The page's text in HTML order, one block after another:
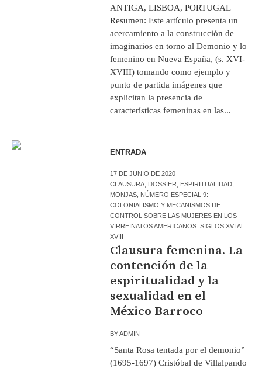
ANTIGA, LISBOA, PORTUGAL
Resumen: Este artículo presenta un
acercamiento a la construcción de
imaginarios en torno al Demonio y lo
femenino en Nueva España, (s. XVI-
XVIII) tomando como ejemplo y
punto de partida imágenes que
explicitan la presencia de
características femeninas en las...
ENTRADA
17 DE JUNIO DE 2020
CLAUSURA DOSSIER ESPIRITUALIDAD
MONJAS NÚMERO ESPECIAL 9:
COLONIALISMO Y MECANISMOS DE
CONTROL SOBRE LAS MUJERES EN LOS
VIRREINATOS AMERICANOS. SIGLOS XVI AL
XVIII
Clausura femenina. La
contención de la
espiritualidad y la
sexualidad en el
México Barroco
BYADMIN
“Santa Rosa tentada por el demonio”
(1695-1697) Cristóbal de Villalpando